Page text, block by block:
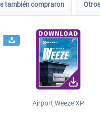
también compraron
Airport Weeze XP